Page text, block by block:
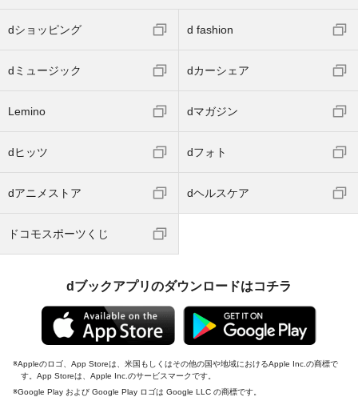
dショッピング d fashion
dミュージック dカーシェア
Lemino dマガジン
dヒッツ dフォト
dアニメストア dヘルスケア
ドコモスポーツくじ
dブックアプリのダウンロードはコチラ
Appleのロゴ、App Storeは、米国もしくはその他の国や地域におけるApple Inc.の商標で
す。App Storeは、Apple Inc.のサービスマークです。
Google Play および Google Play ロゴは Google LLC の商標です。